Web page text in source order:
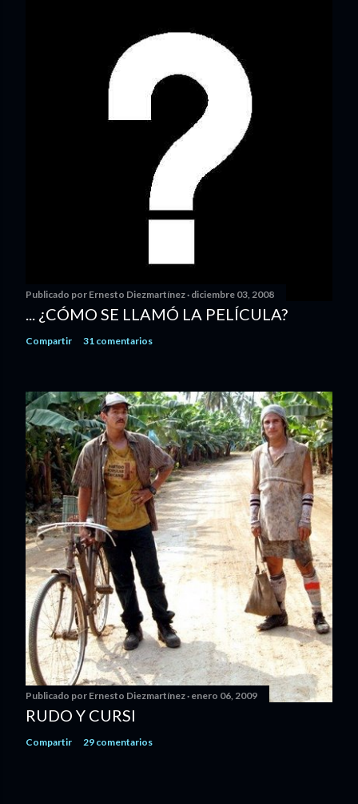
Publicado por Ernesto Diezmartínez diciembre 03, 2008
... ¿CÓMO SE LLAMÓ LA PELÍCULA?
Compartir 31 comentarios
Publicado por Ernesto Diezmartínez enero 06, 2009
RUDO Y CURSI
Compartir 29 comentarios